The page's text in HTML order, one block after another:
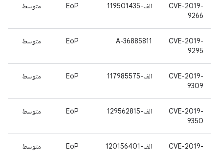
CVE-2019-
9266
الف-119501435 EoP متوسط
CVE-2019-
9295
A-36885811
EoP متوسط
CVE-2019-
9309
الف-117985575 EoP متوسط
CVE-2019-
9350
الف-129562815 EoP متوسط
CVE-2019-
الف-120156401 EoP متوسط